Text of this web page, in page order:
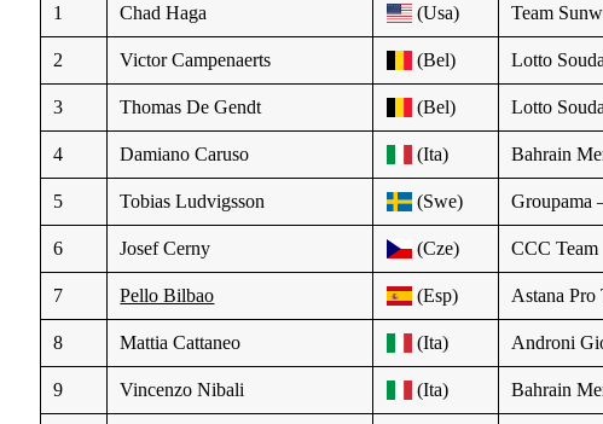
1 Chad Haga (Usa) Team
2 Victor Campenaerts (Bel) Lotto
3 Thomas De Gendt (Bel) Lotto
4 Damiano Caruso (Ita) Bahrain
5 Tobias Ludvigsson (Swe)
6 Josef Cerny (Cze) CCC Team
7 Pello Bilbao (Esp) Astana Pro
8 Mattia Cattaneo (Ita) Androni
9 Vincenzo Nibali (Ita) Bahrain